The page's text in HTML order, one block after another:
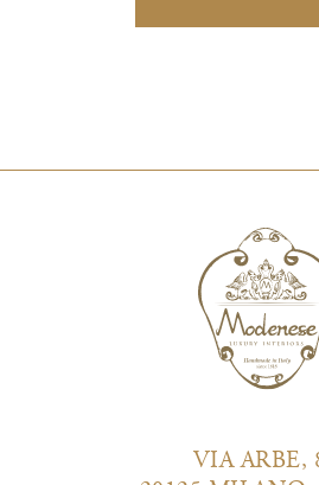
VIA ARBE,